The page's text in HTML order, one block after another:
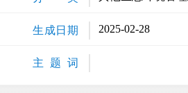
生成日期 2025-02-28
主 题 词